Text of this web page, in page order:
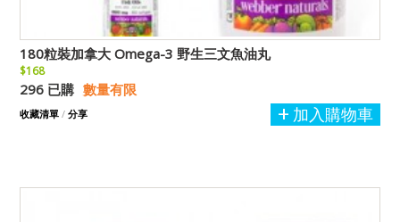
180粒裝加拿大 Omega-3 野生三文魚油丸
$168
296 已購 數量有限
加入購物車
收藏清單 / 分享